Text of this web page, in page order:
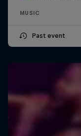
MUSIC
Past event